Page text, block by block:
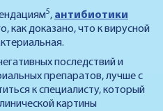
5, антибиотики
как доказано, что к вирусной
последствий и
препаратов, лучше с
к специалисту, который
картины